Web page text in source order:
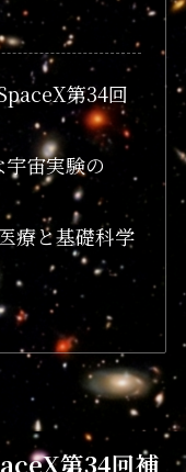
第34回
宙実験の
療と基礎科学
第34回補